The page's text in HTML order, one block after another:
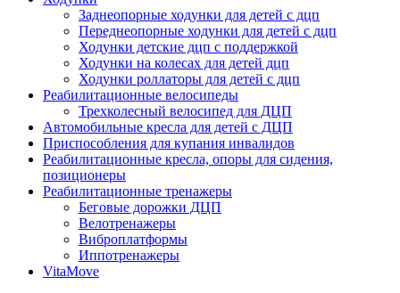
Заднеопорные ходунки для детей с дцп
Переднеопорные ходунки для детей с дцп
Ходунки детские дцп с поддержкой
Ходунки на колесах для детей дцп
Ходунки роллаторы для детей с дцп
Реабилитационные велосипеды
Трехколесный велосипед для ДЦП
Автомобильные кресла для детей с ДЦП
Приспособления для купания инвалидов
Реабилитационные кресла, опоры для сидения,
позиционеры
Реабилитационные тренажеры
Беговые дорожки ДЦП
Велотренажеры
Виброплатформы
Иппотренажеры
VitaMove